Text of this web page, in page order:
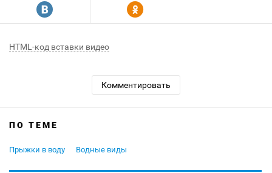
R Y
HTML-код вставки видео
Комментировать
ПО ТЕМЕ
Прыжки в воду Водные виды